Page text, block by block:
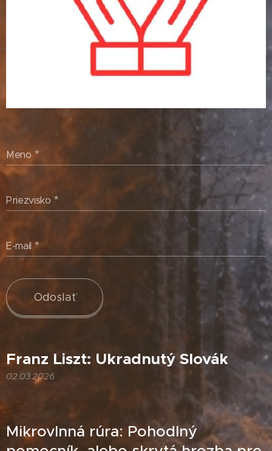
Meno
Priezvisko
E-mail
Odoslať
Franz Liszt: Ukradnutý Slovák
02.03.2026
Mikrovlnná rúra: Pohodlný